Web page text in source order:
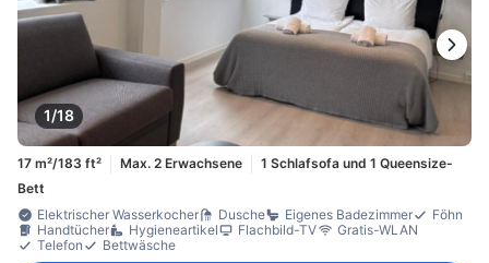
1/18
17 m²/183 ft² Max. 2 Erwachsene
1 Schlafsofa und 1 Queensize-
Bett
Elektrischer Wasserkocher
Dusche Eigenes Badezimmer
Föhn
Handtücher
Hygieneartikel Flachbild-TV
Gratis-WLAN
Telefon
Bettwäsche